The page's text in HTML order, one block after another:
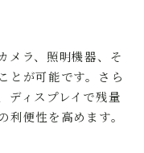
メラ、照明機器、そ
とが可能です。さら
ディスプレイで残量
便性を高めます。